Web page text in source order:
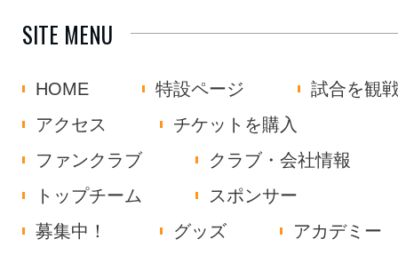
SITE MENU
HOME 特設ページ
試合を観
アクセス
チケットを購入
ファンクラブ
クラブ・会社情報
トップチーム
スポンサー
募集中！
グッズ
アカデミー